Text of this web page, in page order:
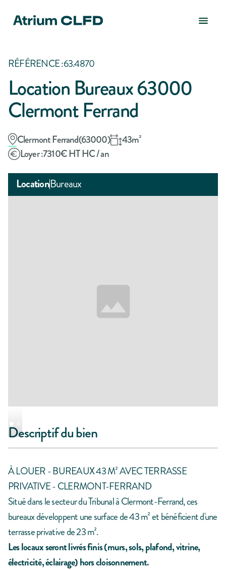
RÉFÉRENCE :63.4870
Location Bureaux 63000
Clermont Ferrand
Clermont Ferrand(63000) 43m²
Loyer :7310€ HT HC / an
LocationBureaux
Descriptif du bien
À LOUER - BUREAUX 43 M² AVEC TERRASSE
PRIVATIVE - CLERMONT-FERRAND
Situé dans le secteur du Tribunal à Clermont-Ferrand, ces
bureaux développent une surface de 43 m² et bénéficient d'une
terrasse privative de 23 m².
Les locaux seront livrés finis (murs, sols, plafond, vitrine,
électricité, éclairage) hors cloisonnement.